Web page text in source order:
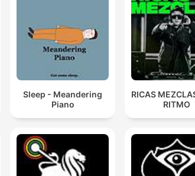
RICAS
RITMO
Sleep - Meandering
Piano